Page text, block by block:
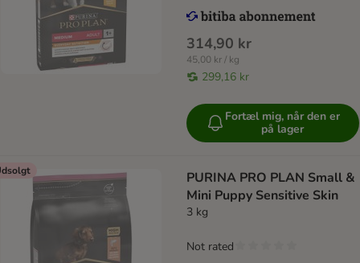
314,90 kr
45,00 kr / kg
299,16 kr
Fortæl mig, når den er
på lager
PURINA PRO PLAN Small &
Mini Puppy Sensitive Skin
3 kg
Not rated